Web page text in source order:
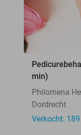
min)
Philomena
Dordrecht
Verkocht: 189